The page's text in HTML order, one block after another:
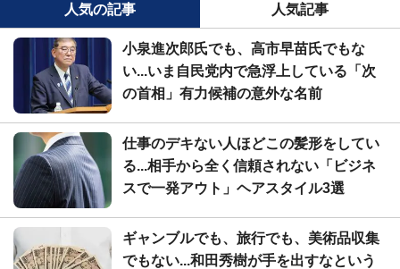
人気の記事
人気記事
小泉進次郎氏でも、高市早苗氏でもな
い...いま自民党内で急浮上している「次
の首相」有力候補の意外な名前
仕事のデキない人ほどこの髪形をしてい
る...相手から全く信頼されない「ビジネ
スで一発アウト」ヘアスタイル3選
ギャンブルでも、旅行でも、美術品収集
でもない...和田秀樹が手を出すなという